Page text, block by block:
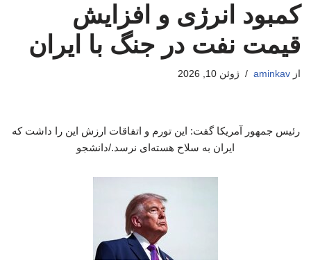
کمبود انرژی و افزایش
قیمت نفت در جنگ با ایران
از aminkav ژوئن 10, 2026
رئیس جمهور آمریکا گفت: این تورم و اتفاقات ارزش این را داشت که
ایران به سلاح هسته‌ای نرسد./دانشجو